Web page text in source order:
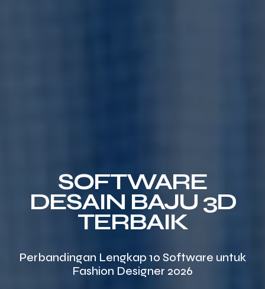
SOFTWARE
DESAIN BAJU 3D
TERBAIK
Perbandingan Lengkap 10 Software untuk
Fashion Designer 2026